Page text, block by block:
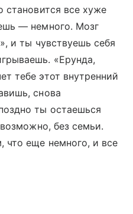
становится все хуже
— немного. Мозг
и ты чувствуешь себя
«Ерунда,
тебе этот внутренний
снова
ты остаешься
без семьи.
что еще немного, и все